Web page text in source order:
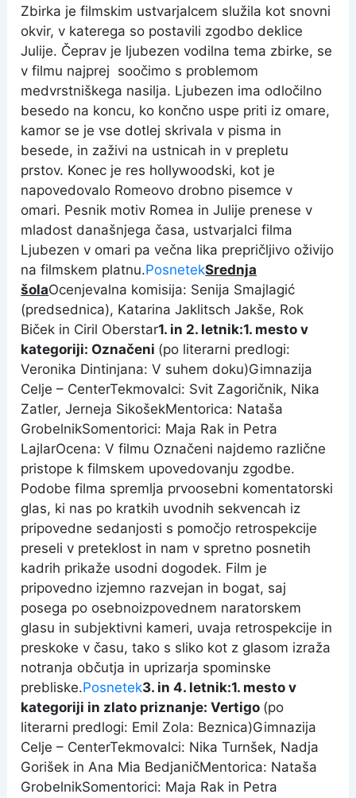
Zbirka je filmskim ustvarjalcem služila kot snovni
okvir, v katerega so postavili zgodbo deklice
Julije. Čeprav je ljubezen vodilna tema zbirke, se
v filmu najprej soočimo s problemom
medvrstniškega nasilja. Ljubezen ima odločilno
besedo na koncu, ko končno uspe priti iz omare,
kamor se je vse dotlej skrivala v pisma in
besede, in zaživi na ustnicah in v prepletu
prstov. Konec je res hollywoodski, kot je
napovedovalo Romeovo drobno pisemce v
omari. Pesnik motiv Romea in Julije prenese v
mladost današnjega časa, ustvarjalci filma
Ljubezen v omari pa večna lika prepričljivo oživijo
na filmskem platnu.PosnetekSrednja
šolaOcenjevalna komisija: Senija Smajlagić
(predsednica), Katarina Jaklitsch Jakše, Rok
Biček in Ciril Oberstar1. in 2. letnik:1. mesto v
kategoriji: Označeni (po literarni predlogi:
Veronika Dintinjana: V suhem doku)Gimnazija
Celje­ – CenterTekmovalci: Svit Zagoričnik, Nika
Zatler, Jerneja SikošekMentorica: Nataša
GrobelnikSomentorici: Maja Rak in Petra
LajlarOcena: V filmu Označeni najdemo različne
pristope k filmskem upovedovanju zgodbe.
Podobe filma spremlja prvoosebni komentatorski
glas, ki nas po kratkih uvodnih sekvencah iz
pripovedne sedanjosti s pomočjo retrospekcije
preseli v preteklost in nam v spretno posnetih
kadrih prikaže usodni dogodek. Film je
pripovedno izjemno razvejan in bogat, saj
posega po osebnoizpovednem naratorskem
glasu in subjektivni kameri, uvaja retrospekcije in
preskoke v času, tako s sliko kot z glasom izraža
notranja občutja in uprizarja spominske
prebliske.Posnetek3. in 4. letnik:1. mesto v
kategoriji in zlato priznanje: Vertigo (po
literarni predlogi: Emil Zola: Beznica)Gimnazija
Celje – CenterTekmovalci: Nika Turnšek, Nadja
Gorišek in Ana Mia BedjaničMentorica: Nataša
GrobelnikSomentorici: Maja Rak in Petra